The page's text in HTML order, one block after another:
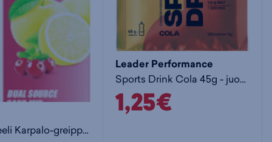
Energiageeli Karpalo-greippi 30g - hiilihydraatti
Leader Performance
Sports Drink Cola 45g - juoma
1,25€